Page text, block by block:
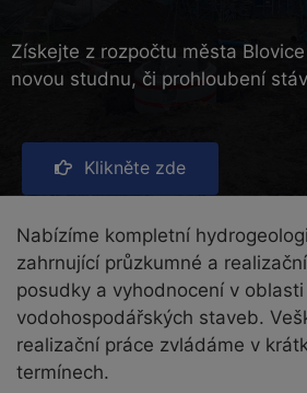
Získejte z rozpočtu města
novou studnu, či prohloubení
Klikněte zde
Nabízíme kompletní
zahrnující průzkumné a
posudky a vyhodnocení v
vodohospodářských staveb.
realizační práce zvládáme v
termínech.